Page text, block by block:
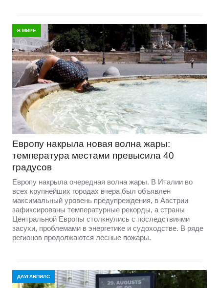
В МИРЕ
Европу накрыла новая волна жары:
температура местами превысила 40
градусов
Европу накрыла очередная волна жары. В Италии во
всех крупнейших городах вчера был объявлен
максимальный уровень предупреждения, в Австрии
зафиксированы температурные рекорды, а страны
Центральной Европы столкнулись с последствиями
засухи, проблемами в энергетике и судоходстве. В ряде
регионов продолжаются лесные пожары.
ДАУГАВПИЛС